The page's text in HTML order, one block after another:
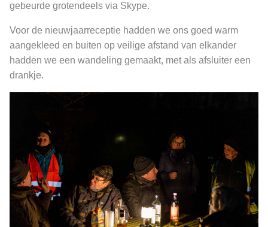
gebeurde grotendeels via Skype.
Voor de nieuwjaarreceptie hadden we ons goed warm
aangekleed en buiten op veilige afstand van elkander
hadden we een wandeling gemaakt, met als afsluiter een
drankje.